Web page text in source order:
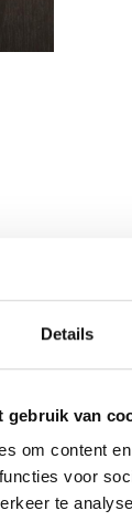
Details
gebruik van
om content
voor
te
een